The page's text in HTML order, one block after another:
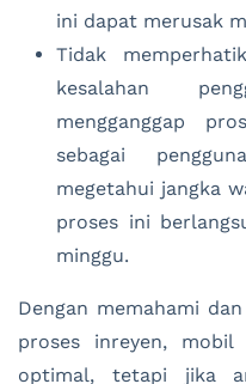
ini dapat merusak
Tidak
kesalahan
mengganggap
sebagai
megetahui jangka
proses ini
minggu.
Dengan memahami
proses inreyen,
optimal, tetapi jika